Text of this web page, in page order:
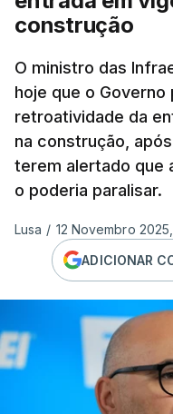
construção
O ministro das
hoje que o
retroatividade da
na construção,
terem alertado que
o poderia paralisar.
Lusa / 12 Novembro
ADICIONAR